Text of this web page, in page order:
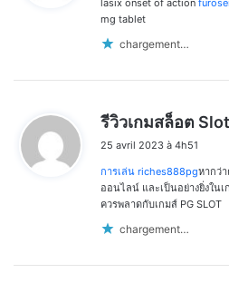
mg tablet
chargement…
รีวิวเกมสล็อต
25 avril 2023 à 4h51
การเล่น riches888pgหากว่
ออนไลน์ และเป็นอย่างยิ่งใน
ควรพลาดกับเกมส์ PG SLOT
chargement…